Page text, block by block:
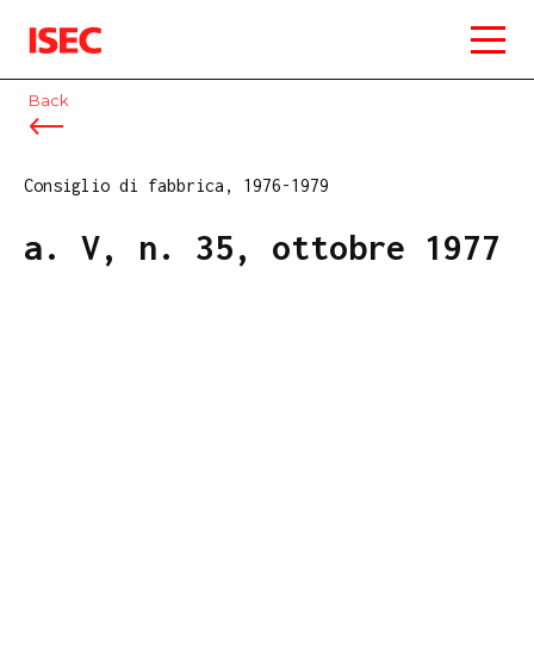
ISEC
Back
Consiglio di fabbrica, 1976-1979
a. V, n. 35, ottobre 1977